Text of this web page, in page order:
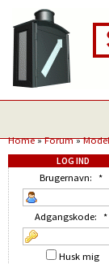
Home»Forum»
LOG IND
Brugernavn: *
Adgangskode: *
Husk mig